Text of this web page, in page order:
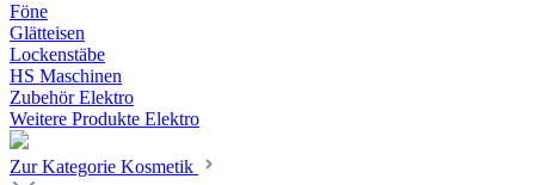
Föne
Glätteisen
Lockenstäbe
HS Maschinen
Zubehör Elektro
Weitere Produkte Elektro
Zur Kategorie Kosmetik